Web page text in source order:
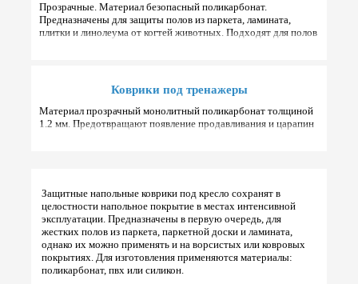
Прозрачные. Материал безопасный поликарбонат.
Предназначены для защиты полов из паркета, ламината,
плитки и линолеума от когтей животных. Подходят для полов
Коврики под тренажеры
Материал прозрачный монолитный поликарбонат толщиной
1.2 мм. Предотвращают появление продавливания и царапин
Защитные напольные коврики под кресло сохранят в
целостности напольное покрытие в местах интенсивной
эксплуатации. Предназначены в первую очередь, для
жестких полов из паркета, паркетной доски и ламината,
однако их можно применять и на ворсистых или ковровых
покрытиях. Для изготовления применяются материалы:
поликарбонат, пвх или силикон.